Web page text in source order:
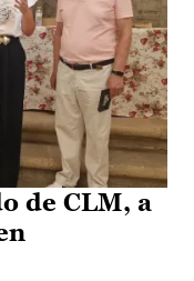
de CLM, a